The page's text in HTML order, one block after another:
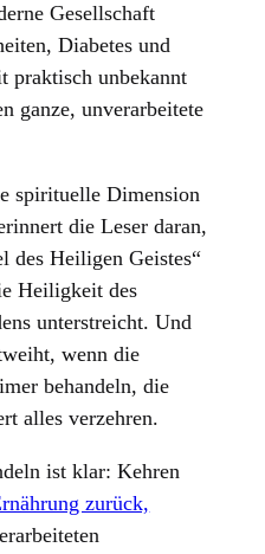
Gesellschaft
Diabetes und
praktisch unbekannt
ganze, unverarbeitete
spirituelle Dimension
die Leser daran,
des Heiligen Geistes“
Heiligkeit des
unterstreicht. Und
wenn die
behandeln, die
alles verzehren.
ist klar: Kehren
zurück,